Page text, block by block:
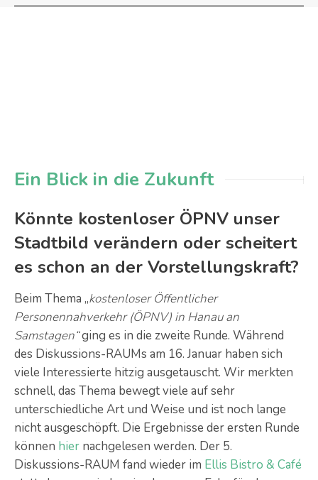
Ein Blick in die Zukunft
Könnte kostenloser ÖPNV unser
Stadtbild verändern oder scheitert
es schon an der Vorstellungskraft?
Beim Thema „kostenloser Öffentlicher
Personennahverkehr (ÖPNV) in Hanau an
Samstagen“ging es in die zweite Runde. Während
des Diskussions-RAUMs am 16. Januar haben sich
viele Interessierte hitzig ausgetauscht. Wir merkten
schnell, das Thema bewegt viele auf sehr
unterschiedliche Art und Weise und ist noch lange
nicht ausgeschöpft. Die Ergebnisse der ersten Runde
können hier nachgelesen werden. Der 5.
Diskussions-RAUM fand wieder im Ellis Bistro & Café